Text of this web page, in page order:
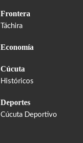
Frontera
Táchira
Economía
Cúcuta
Históricos
Deportes
Cúcuta Deportivo